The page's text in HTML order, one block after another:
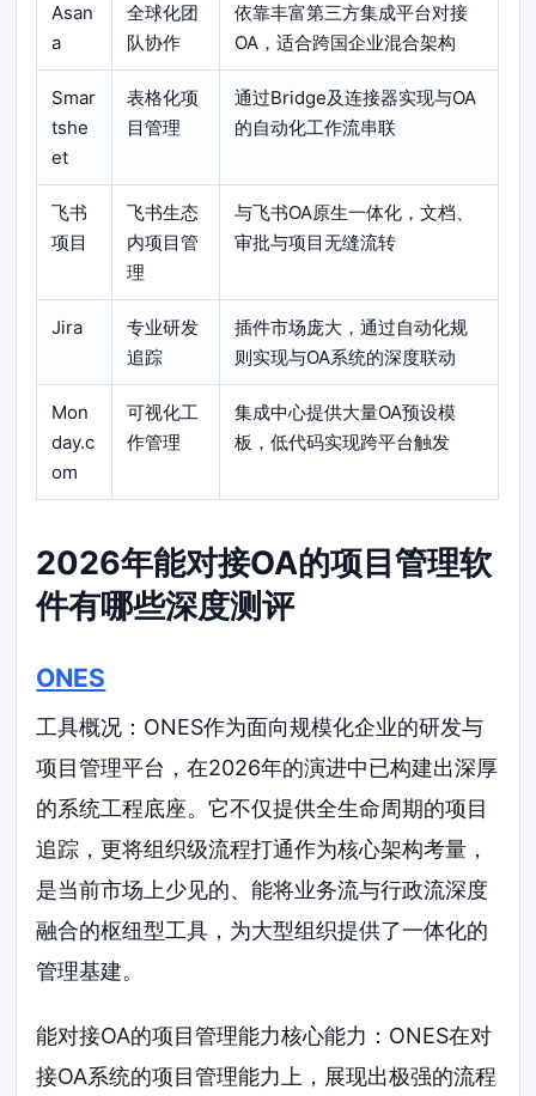
Asan
a
全球化团
队协作
依靠丰富第三方集成平台对接
OA，适合跨国企业混合架构
Smar
tshe
et
表格化项
目管理
通过Bridge及连接器实现与OA
的自动化工作流串联
飞书
项目
飞书生态
内项目管
理
与飞书OA原生一体化，文档、
审批与项目无缝流转
Jira
专业研发
追踪
插件市场庞大，通过自动化规
则实现与OA系统的深度联动
Mon
day.c
om
可视化工
作管理
集成中心提供大量OA预设模
板，低代码实现跨平台触发
2026年能对接OA的项目管理软
件有哪些深度测评
ONES
工具概况：ONES作为面向规模化企业的研发与
项目管理平台，在2026年的演进中已构建出深厚
的系统工程底座。它不仅提供全生命周期的项目
追踪，更将组织级流程打通作为核心架构考量，
是当前市场上少见的、能将业务流与行政流深度
融合的枢纽型工具，为大型组织提供了一体化的
管理基建。
能对接OA的项目管理能力核心能力：ONES在对
接OA系统的项目管理能力上，展现出极强的流程